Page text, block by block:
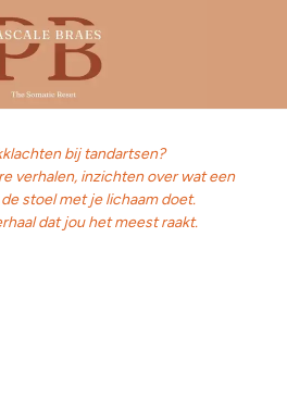
bij tandartsen?
verhalen, inzichten over wat een
stoel met je lichaam doet.
dat jou het meest raakt.